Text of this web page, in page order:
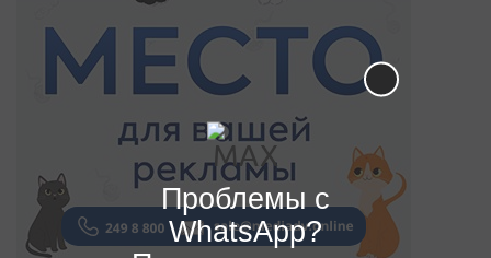
Проблемы с
WhatsApp?